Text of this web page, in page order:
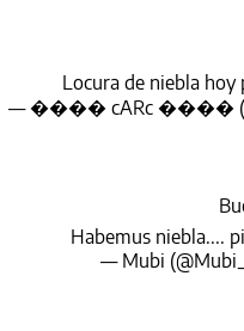
Locura de niebla hoy
— ���� cARc ����
Habemus niebla....
— Mubi